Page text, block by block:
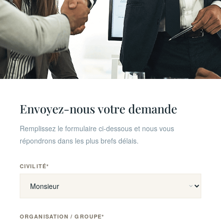
Planifiez une consultation
initiale
Contactez-nous pour discuter de vos besoins en
plaisir d’analyser votre structure et d’examiner comment
représentation statutaire en Suisse.
Envoyez-nous votre demande
Remplissez le formulaire ci-dessous et nous vous
répondrons dans les plus brefs délais.
CIVILITÉ*
ORGANISATION / GROUPE*
ALTERNATIVE: